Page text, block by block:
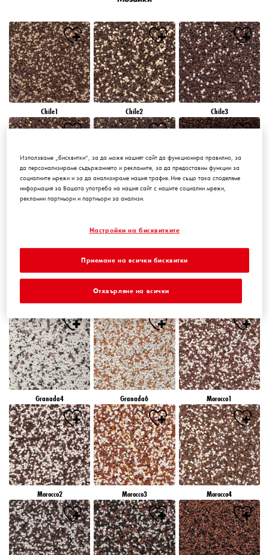
Chile1 Chile2 Chile3
Granada1 Granada2 Granada3
Granada4 Granada6 Morocco1
Morocco2 Morocco3 Morocco4
Използваме „бисквитки“, за да може нашият сайт да функционира правилно, за
да персонализираме съдържанието и рекламите, за да предоставим функции за
социалните мрежи и за да анализираме нашия трафик.Ние също така споделяме
информация за Вашата употреба на нашия сайт с нашите социални мрежи,
рекламни партньори и партньори за анализи.
Настройки на бисквитките
Отхвърляне на всички
Приемане на всички бисквитки